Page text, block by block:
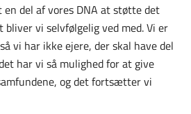
del af vores DNA at støtte det
bliver vi selvfølgelig ved med. Vi er
vi har ikke ejere, der skal have del
har vi så mulighed for at give
og det fortsætter vi